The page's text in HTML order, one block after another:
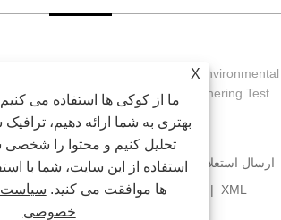
Dry Cobine, Accelerated Weathering Test
محصولات اخبار دانلود
ارسال استعلام
با
پیوندها SITEMAP
XML
PRIVACY POLICY
X
ما از کوکی ها استفاده می کنیم
بهتری به شما ارائه دهیم،
تحلیل کنیم و محتوا را شخصی
استفاده از این سایت، شما با
ها موافقت می کنید.
خصوصی